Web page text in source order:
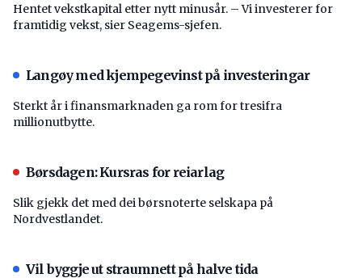
Hentet vekstkapital etter nytt minusår. – Vi investerer for
framtidig vekst, sier Seagems-sjefen.
Langøy med kjempegevinst på investeringar
Sterkt år i finansmarknaden ga rom for tresifra
millionutbytte.
Børsdagen: Kursras for reiarlag
Slik gjekk det med dei børsnoterte selskapa på
Nordvestlandet.
Vil byggje ut straumnett på halve tida